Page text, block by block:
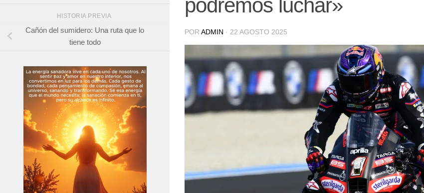
podremos luchar»
POR ADMIN · 22 AGOSTO 2025
HISTORIA PREVIA
Cañón del sumidero: Una ruta que lo
tiene todo